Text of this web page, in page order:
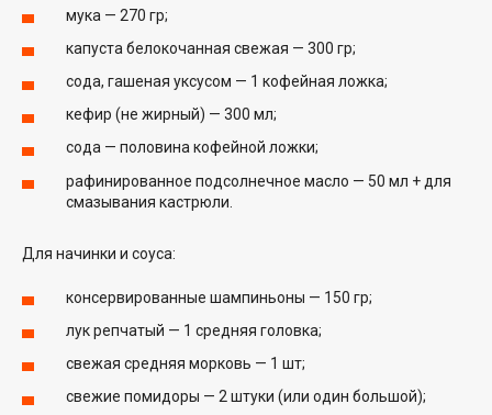
мука — 270 гр;
капуста белокочанная свежая — 300 гр;
сода, гашеная уксусом — 1 кофейная ложка;
кефир (не жирный) — 300 мл;
сода — половина кофейной ложки;
рафинированное подсолнечное масло — 50 мл + для
смазывания кастрюли.
Для начинки и соуса:
консервированные шампиньоны — 150 гр;
лук репчатый — 1 средняя головка;
свежая средняя морковь — 1 шт;
свежие помидоры — 2 штуки (или один большой);